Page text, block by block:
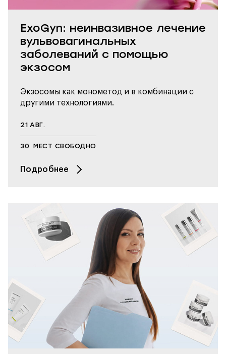
ExoGyn: неинвазивное лечение
вульвовагинальных
заболеваний с помощью
экзосом
Экзосомы как монометод и в комбинации с
другими технологиями.
21 АВГ.
30 МЕСТ СВОБОДНО
Подробнее